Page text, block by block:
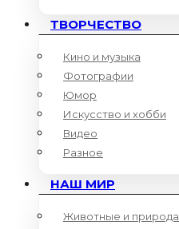
ТВОРЧЕСТВО
Кино и музыка
Фотографии
Юмор
Искусство и хобби
Видео
Разное
НАШ МИР
Животные и природа